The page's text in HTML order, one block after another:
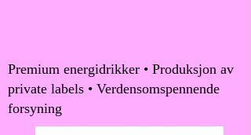
Premium energidrikker • Produksjon av
private labels • Verdensomspennende
forsyning